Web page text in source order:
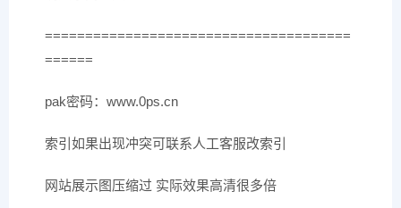
======================================
======
pak密码：www.0ps.cn
索引如果出现冲突可联系人工客服改索引
网站展示图压缩过 实际效果高清很多倍